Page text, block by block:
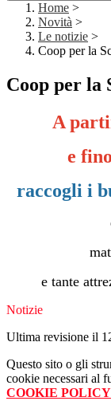
Home >
Novità >
Le notizie >
Coop per la
Coop per la
A
e
raccogli i
e tante
Notizie
Ultima revisione il
Questo sito o gli
cookie necessari al
COOKIE POLICY